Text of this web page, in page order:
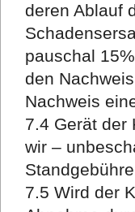
deren Ablauf
pauschal
den
Nachweis
7.4 Gerät der
wir –
7.5 Wird der